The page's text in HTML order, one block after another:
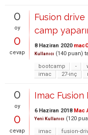
0
oy
0
cevap
Fusion drive
camp
8 Haziran 2020
Kullanıcı (140 puan)
bootcamp
-
imac
27-inç
0
oy
0
cevap
Imac Fusion
6 Haziran 2018 Mac
Yeni Kullanıcı (120
imac
fusion-